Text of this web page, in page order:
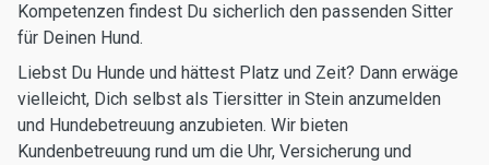
Kompetenzen findest Du sicherlich den passenden Sitter
für Deinen Hund.
Liebst Du Hunde und hättest Platz und Zeit? Dann erwäge
vielleicht, Dich selbst als Tiersitter in Stein anzumelden
und Hundebetreuung anzubieten. Wir bieten
Kundenbetreuung rund um die Uhr, Versicherung und